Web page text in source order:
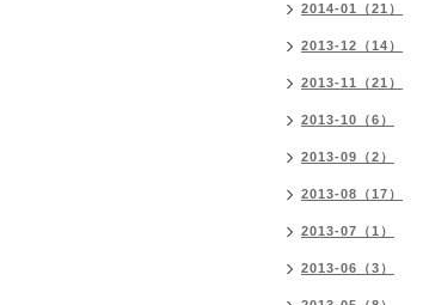
2014-01（21）
2013-12（14）
2013-11（21）
2013-10（6）
2013-09（2）
2013-08（17）
2013-07（1）
2013-06（3）